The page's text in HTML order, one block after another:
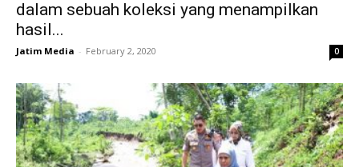
dalam sebuah koleksi yang menampilkan
hasil...
Jatim Media - February 2, 2020 0